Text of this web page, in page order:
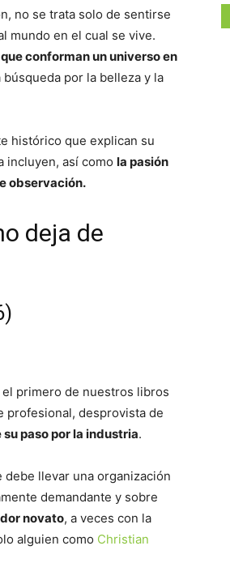
no se trata solo de sentirse
mundo en el cual se vive.
conforman un universo en
por la belleza y la
histórico que explican su
incluyen, así como la pasión
observación.
deja de
primero de nuestros libros
profesional, desprovista de
paso por la industria.
llevar una organización
demandante y sobre
novato, a veces con la
alguien como Christian